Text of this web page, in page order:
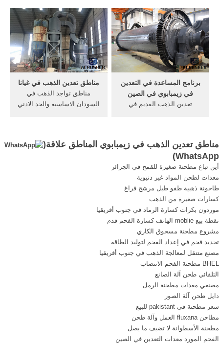
protected] service on-line
طاحونة الذهب في
زيمبابوي160سعر المنتجات.
هذا الجدول يعرض سعر البيع و
الشراء للذهب في زيمبابوي.
من فضلك لاحظ.
مناطق تعدين الذهب في غيانا
مناطق تواجد الذهب في
السودان الاساسيه والحد الادني
قديمه أو شواهد لمربعات تم
برنامج المساعدة في التعدين
في زيمبابوي في الصين
تعدين الذهب القديم في
زيمبابوي, الصين معدات
Price >> مناطق تعدين الذهب
في السودان. learn more
مناطق تعدين الذهب في زيمبابوي المناطق علاقة(
WhatsApp
)
أين تباع مطحنة صغيرة للقمح في الجزائر
معدات لطحن المواد غير دنيوية
طاحونة ذهبية طفو طبل مرشح فراغ
كسارات صغيرة من الذهب
موردون بكرات كسارة الرماد في جنوب أفريقيا
نقطة بيع moblie الهاتف كسارة الفحم قدم
مشروع مطحنة مسحوق الكاري
تحديد فحم في إعداد الفحم لتوليد الطاقة
مصنع متنقل لمعالجة الذهب في جنوب أفريقيا
BHEL مطحنة الفحم الانتصاب
التلقائي طحن آلة الصانع
مصنعي معدات مطحنة الرمل
دايل طحن آلة الصور
سعر مطحنة في pakistant للبيع
مطاحن fluxana العمل وآلة طحن
مطحنة الأسطوانة لا تضيف ما يصل
الفحم المورد معدات التعدين في الصين